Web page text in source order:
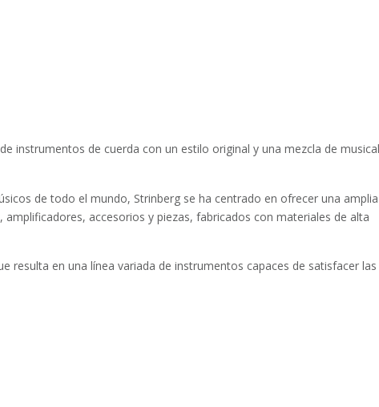
instrumentos de cuerda con un estilo original y una mezcla de
de todo el mundo, Strinberg se ha centrado en ofrecer una amplia
accesorios y piezas, fabricados con materiales de alta
resulta en una línea variada de instrumentos capaces de satisfacer las